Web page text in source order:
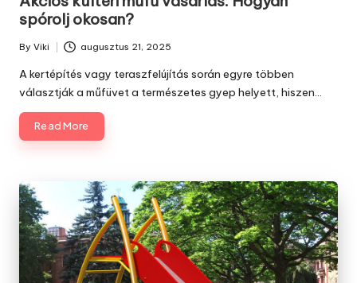
spórolj okosan?
Posted
by
By Viki augusztus 21, 2025
A kertépítés vagy teraszfelújítás során egyre többen
választják a műfüvet a természetes gyep helyett, hiszen…
Read More